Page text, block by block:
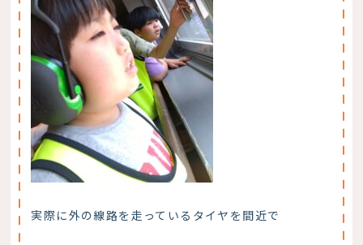
実際に外の線路を走っているタイヤを間近で